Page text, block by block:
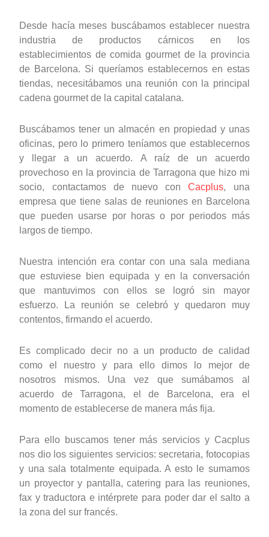
Desde hacía meses buscábamos establecer nuestra
industria de productos cárnicos en los
establecimientos de comida gourmet de la provincia
de Barcelona. Si queríamos establecernos en estas
tiendas, necesitábamos una reunión con la principal
cadena gourmet de la capital catalana.
Buscábamos tener un almacén en propiedad y unas
oficinas, pero lo primero teníamos que establecernos
y llegar a un acuerdo. A raíz de un acuerdo
provechoso en la provincia de Tarragona que hizo mi
socio, contactamos de nuevo conCacplus, una
empresa que tiene salas de reuniones en Barcelona
que pueden usarse por horas o por periodos más
largos de tiempo.
Nuestra intención era contar con una sala mediana
que estuviese bien equipada y en la conversación
que mantuvimos con ellos se logró sin mayor
esfuerzo. La reunión se celebró y quedaron muy
contentos, firmando el acuerdo.
Es complicado decir no a un producto de calidad
como el nuestro y para ello dimos lo mejor de
nosotros mismos. Una vez que sumábamos al
acuerdo de Tarragona, el de Barcelona, era el
momento de establecerse de manera más fija.
Para ello buscamos tener más servicios y Cacplus
nos dio los siguientes servicios: secretaria, fotocopias
y una sala totalmente equipada. A esto le sumamos
un proyector y pantalla, catering para las reuniones,
fax y traductora e intérprete para poder dar el salto a
la zona del sur francés.